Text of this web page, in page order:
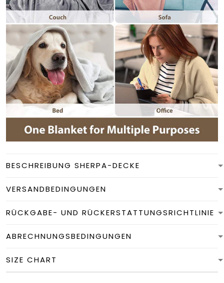
BESCHREIBUNG SHERPA-DECKE
VERSANDBEDINGUNGEN
RÜCKGABE- UND RÜCKERSTATTUNGSRICHTLINIE
ABRECHNUNGSBEDINGUNGEN
SIZE CHART